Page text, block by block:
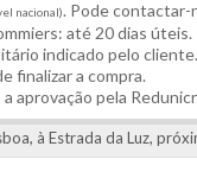
nacional). Pode contactar-
até 20 dias úteis.
indicado pelo
finalizar a compra.
aprovação pela
à Estrada da Luz,